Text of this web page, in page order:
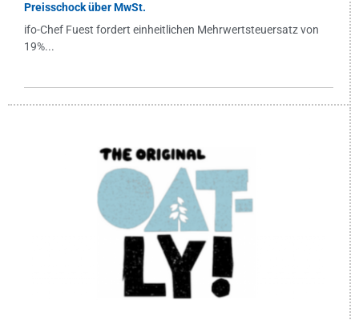
Preisschock über MwSt.
ifo-Chef Fuest fordert einheitlichen Mehrwertsteuersatz von
19%...